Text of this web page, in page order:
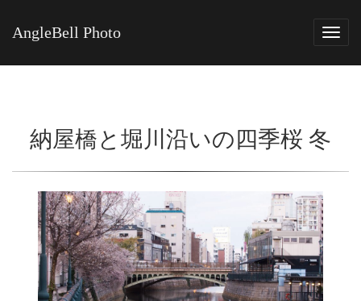
AngleBell Photo
納屋橋と堀川沿いの四季桜 冬